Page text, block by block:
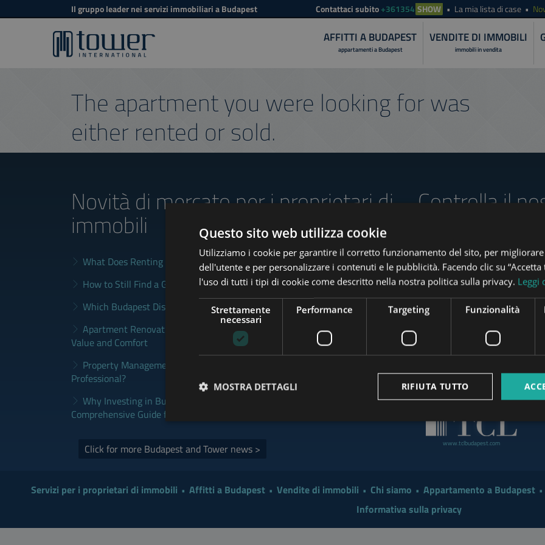
Il gruppo leader nei servizi immobiliari a Budapest Contattaci subito+361354 SHOW La mia lista di case
AFFITTI A BUDAPEST
appartamenti a Budapest
VENDITE DI IMMOBILI
immobili in vendita
The apartment you were looking for was
either rented or sold.
Novità di mercato per i proprietari di
immobili
What Does Renting in Budapest Really Cost?
How to Still Find a Good Rental in Budapest at the End of August
Which Budapest District Fits Which Property Investor in 2026?
Apartment Renovation Budapest: How to Plan a Smarter Renovation for
Value and Comfort
Property Management Budapest: When Does It Make Sense to Hire a
Professional?
Why Investing in Budapest Real Estate is a Smart Move in 2026: A
Comprehensive Guide for Investors
Click for more Budapest and Tower news >
Controlla il
www.tower-investments.com
www.mybudapesthome.com
www.tclbudapest.com
Servizi per i proprietari di immobili Affitti a Budapest Vendite di immobili Chi siamo Appartamento a Budapest
Informativa sulla privacy
Questo sito web utilizza cookie
Utilizziamo i cookie per garantire il corretto funzionamento del sito, per
dell'utente e per personalizzare i contenuti e le pubblicità. Facendo clic su “Accetta
l'uso di tutti i tipi di cookie come descritto nella nostra politica sulla privacy. Leggi
Strettamente
necessari
Performance Targeting Funzionalità
RIFIUTA TUTTO
MOSTRA DETTAGLI